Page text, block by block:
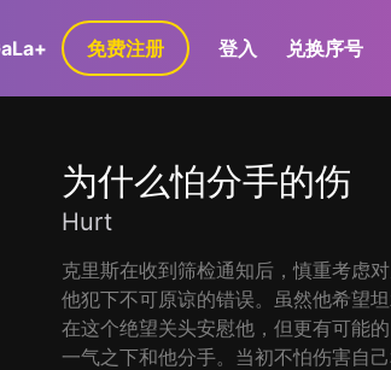
免费注册 登入 兑换序号
为什么怕分手的伤
Hurt
克里斯在收到筛检通知后，慎重考虑
他犯下不可原谅的错误。虽然他希望
在这个绝望关头安慰他，但更有可能
一气之下和他分手。当初不怕伤害自